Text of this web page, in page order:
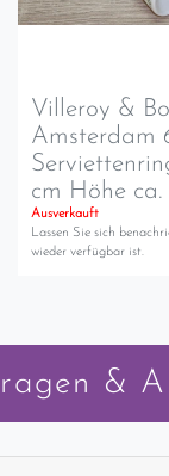
Villeroy &
Amsterdam
cm Höhe ca.
Ausverkauft
Lassen Sie sich
wieder verfügbar ist.
&